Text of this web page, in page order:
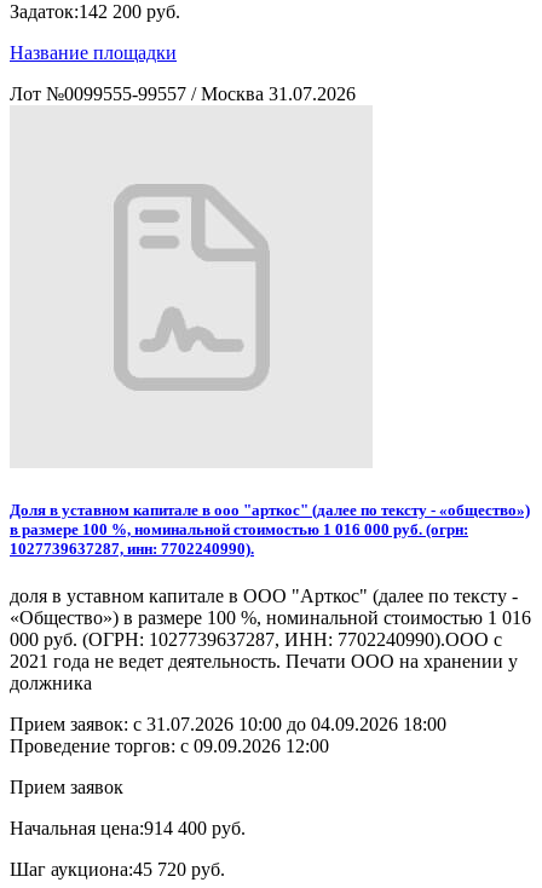
Задаток:142 200 руб.
Название площадки
Лот №0099555-99557 / Москва 31.07.2026
Доля в уставном капитале в ооо "арткос" (далее по тексту - «общество»)
в размере 100 %, номинальной стоимостью 1 016 000 руб. (огрн:
1027739637287, инн: 7702240990).
доля в уставном капитале в ООО "Арткос" (далее по тексту -
«Общество») в размере 100 %, номинальной стоимостью 1 016
000 руб. (ОГРН: 1027739637287, ИНН: 7702240990).ООО с
2021 года не ведет деятельность. Печати ООО на хранении у
должника
Прием заявок: с 31.07.2026 10:00 до 04.09.2026 18:00
Проведение торгов: с 09.09.2026 12:00
Прием заявок
Начальная цена:914 400 руб.
Шаг аукциона:45 720 руб.